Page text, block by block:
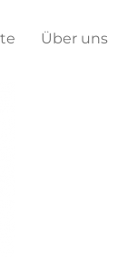
Über uns